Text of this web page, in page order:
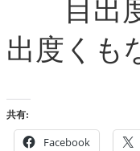
目出度
出度くも
共有:
Facebook